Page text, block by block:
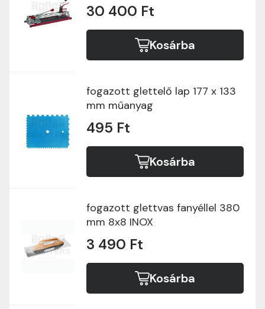
30 400 Ft
Kosárba
fogazott glettelő lap 177 x 133
mm műanyag
495 Ft
Kosárba
fogazott glettvas fanyéllel 380
mm 8x8 INOX
3 490 Ft
Kosárba